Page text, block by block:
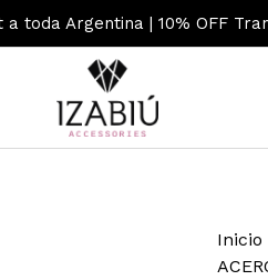
a toda Argentina | 10% OFF
Inicio